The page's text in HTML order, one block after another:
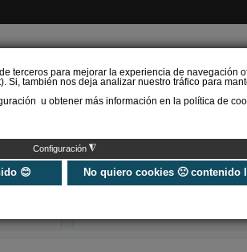
terceros para mejorar la experiencia de navegación
Si, también nos deja analizar nuestro tráfico para
u obtener más información en la política de
Configuración ◮
😊 No quiero cookies 🙁 contenido
- Un
Verifactu en
climatización:
exigir la ley a